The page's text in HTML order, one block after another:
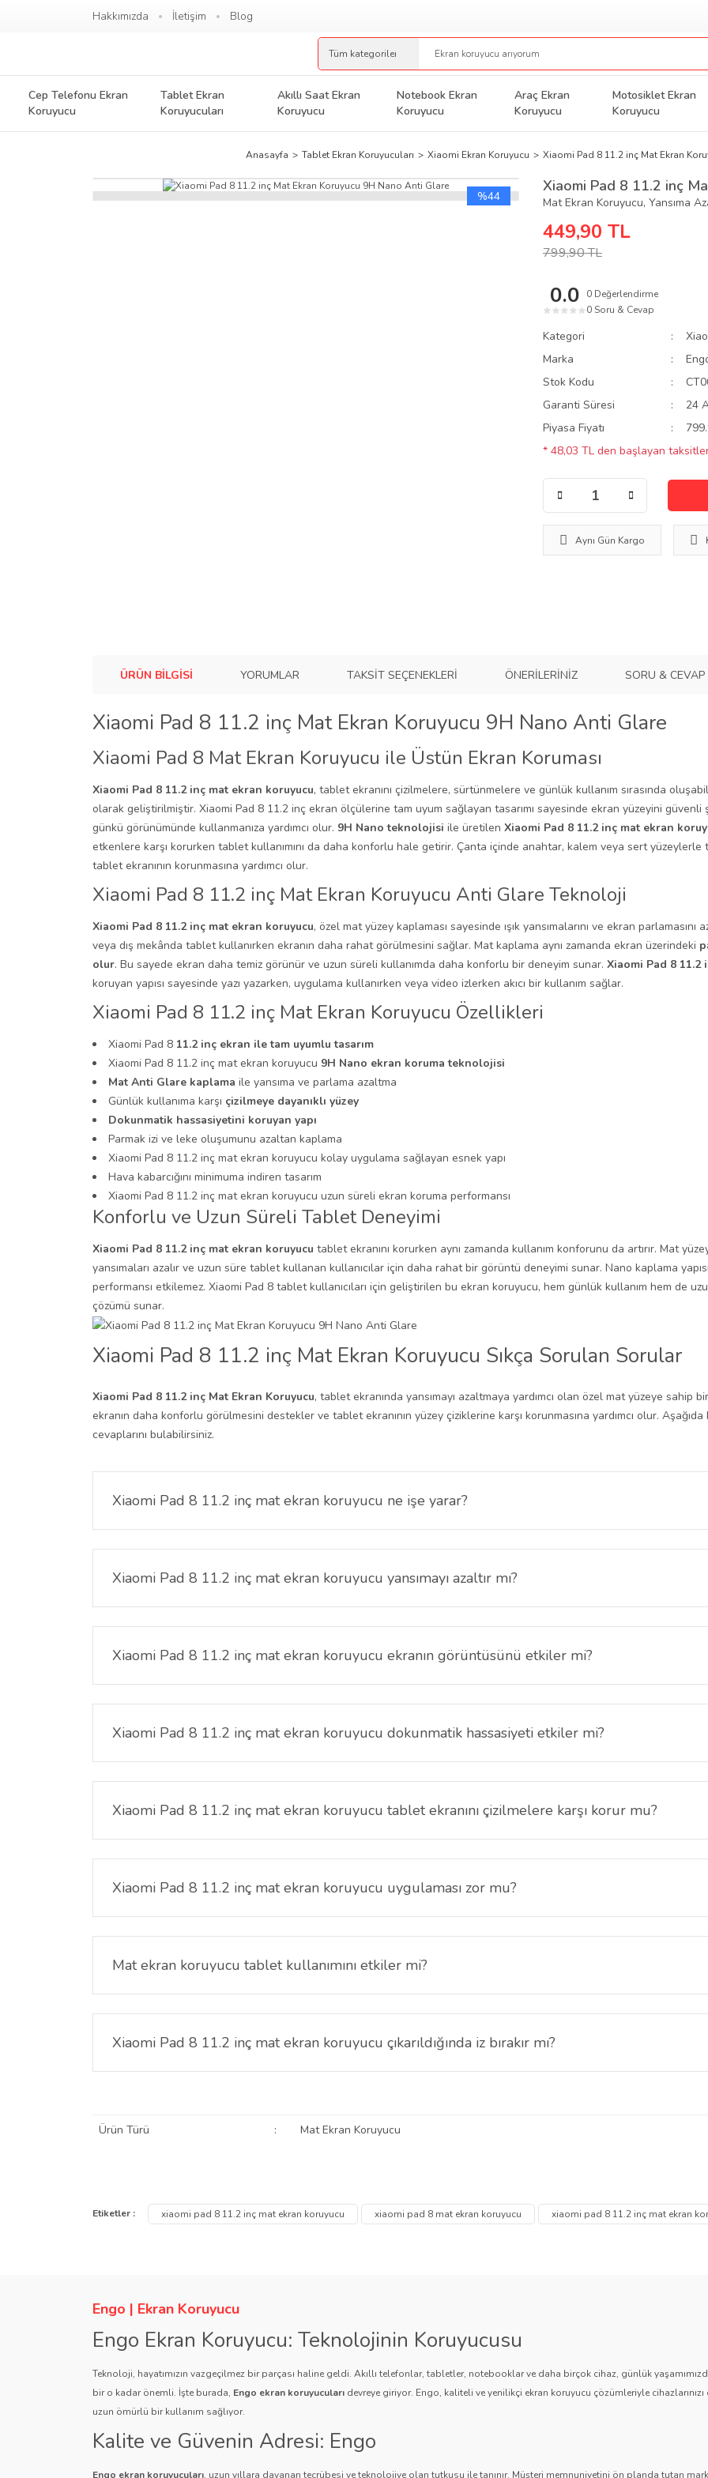
Hakkımızda İletişim Blog
Cep Telefonu Ekran
Koruyucu
Tablet Ekran
Koruyucuları
Akıllı Saat Ekran
Koruyucu
Notebook Ekran
Koruyucu
Araç Ekran
Koruyucu
Motosiklet Ekran
Koruyucu
Anasayfa Tablet Ekran Koruyucuları Xiaomi Ekran Koruyucu Xiaomi Pad 8 11.2 inç Mat Ekran
%44
Xiaomi Pad 8 11.2 inç
Mat Ekran Koruyucu, Yansıma
449,90 TL
799,90 TL
0.0
★ ★ ★ ★ ★
0 Değerlendirme
0 Soru & Cevap
Kategori
Marka
Stok Kodu
Garanti Süresi
24
Piyasa Fiyatı
* 48,03 TL den başlayan
Aynı Gün Kargo
ÜRÜN BILGISI YORUMLAR TAKSIT SEÇENEKLERI ÖNERILERINIZ SORU & CEVAP
Xiaomi Pad 8 11.2 inç Mat Ekran Koruyucu 9H Nano Anti Glare
Xiaomi Pad 8 Mat Ekran Koruyucu ile Üstün Ekran Koruması
Xiaomi Pad 8 11.2 inç mat ekran koruyucu, tablet ekranını çizilmelere, sürtünmelere ve günlük kullanım sırasında
olarak geliştirilmiştir. Xiaomi Pad 8 11.2 inç ekran ölçülerine tam uyum sağlayan tasarımı sayesinde ekran yüzeyini
günkü görünümünde kullanmanıza yardımcı olur. 9H Nano teknolojisi ile üretilen Xiaomi Pad 8 11.2 inç mat ekran
etkenlere karşı korurken tablet kullanımını da daha konforlu hale getirir. Çanta içinde anahtar, kalem veya sert
tablet ekranının korunmasına yardımcı olur.
Xiaomi Pad 8 11.2 inç Mat Ekran Koruyucu Anti Glare Teknoloji
Xiaomi Pad 8 11.2 inç mat ekran koruyucu, özel mat yüzey kaplaması sayesinde ışık yansımalarını ve ekran parlamasını
veya dış mekânda tablet kullanırken ekranın daha rahat görülmesini sağlar. Mat kaplama aynı zamanda ekran üzerindeki
olur. Bu sayede ekran daha temiz görünür ve uzun süreli kullanımda daha konforlu bir deneyim sunar. Xiaomi Pad 8 11.2
koruyan yapısı sayesinde yazı yazarken, uygulama kullanırken veya video izlerken akıcı bir kullanım sağlar.
Xiaomi Pad 8 11.2 inç Mat Ekran Koruyucu Özellikleri
Xiaomi Pad 8 11.2 inç ekran ile tam uyumlu tasarım
Xiaomi Pad 8 11.2 inç mat ekran koruyucu 9H Nano ekran koruma teknolojisi
Mat Anti Glare kaplama ile yansıma ve parlama azaltma
Günlük kullanıma karşı çizilmeye dayanıklı yüzey
Dokunmatik hassasiyetini koruyan yapı
Parmak izi ve leke oluşumunu azaltan kaplama
Xiaomi Pad 8 11.2 inç mat ekran koruyucu kolay uygulama sağlayan esnek yapı
Hava kabarcığını minimuma indiren tasarım
Xiaomi Pad 8 11.2 inç mat ekran koruyucu uzun süreli ekran koruma performansı
Konforlu ve Uzun Süreli Tablet Deneyimi
Xiaomi Pad 8 11.2 inç mat ekran koruyucu tablet ekranını korurken aynı zamanda kullanım konforunu da artırır. Mat
yansımaları azalır ve uzun süre tablet kullanan kullanıcılar için daha rahat bir görüntü deneyimi sunar. Nano kaplama
performansı etkilemez. Xiaomi Pad 8 tablet kullanıcıları için geliştirilen bu ekran koruyucu, hem günlük kullanım hem de
çözümü sunar.
Xiaomi Pad 8 11.2 inç Mat Ekran Koruyucu Sıkça Sorulan Sorular
Xiaomi Pad 8 11.2 inç Mat Ekran Koruyucu, tablet ekranında yansımayı azaltmaya yardımcı olan özel mat yüzeye sahip
ekranın daha konforlu görülmesini destekler ve tablet ekranının yüzey çiziklerine karşı korunmasına yardımcı olur.
cevaplarını bulabilirsiniz.
Xiaomi Pad 8 11.2 inç mat ekran koruyucu ne işe yarar?
Xiaomi Pad 8 11.2 inç mat ekran koruyucu, tablet ekranını günlük kullanımda oluşabilecek çiziklere ve yüzey
yüzeyi sayesinde ışık yansımasını azaltarak ekranın daha rahat görülmesini destekler.
Xiaomi Pad 8 11.2 inç mat ekran koruyucu yansımayı azaltır mı?
Evet. Mat yüzey teknolojisi, ışık kaynaklı yansıma ve parlamayı azaltmaya yardımcı olur. Bu özellik özellikle aydınlık
görülmesini sağlar.
Xiaomi Pad 8 11.2 inç mat ekran koruyucu ekranın görüntüsünü etkiler mi?
Xiaomi Pad 8 11.2 inç mat ekran koruyucu yansımayı azaltmaya odaklıdır. Tablet ekranı günlük kullanımda
devam eder.
Xiaomi Pad 8 11.2 inç mat ekran koruyucu dokunmatik hassasiyeti etkiler mi?
Hayır. Tabletin dokunmatik hassasiyeti korunur. Kaydırma, yazma ve uygulama kullanımı akıcı şekilde devam eder.
Xiaomi Pad 8 11.2 inç mat ekran koruyucu tablet ekranını çizilmelere karşı korur mu?
Evet. Günlük kullanım sırasında oluşabilecek yüzey çiziklerine ve sürtünmelere karşı tablet ekranının korunmasına
Xiaomi Pad 8 11.2 inç mat ekran koruyucu uygulaması zor mu?
Ekran yüzeyi temizlendikten sonra dikkatli hizalama ile kolay şekilde uygulanabilir. Tozsuz bir ortamda uygulama
Mat ekran koruyucu tablet kullanımını etkiler mi?
Hayır. Tablet kullanımını veya ekran deneyimini etkilemez. Xiaomi Pad 8 günlük kullanımda normal şekilde
Xiaomi Pad 8 11.2 inç mat ekran koruyucu çıkarıldığında iz bırakır mı?
Hayır. Doğru şekilde çıkarıldığında yapışkan kalıntı bırakmaz ve tablet ekran yüzeyi temiz kalır.
Ürün Türü : Mat Ekran Koruyucu
Bu ürüne ilk yorumu siz yapın!
Görüş ve önerileriniz için teşekkür ederiz.
Ürün bilgilerinde hatalar bulunuyor.
Ürün fiyatı diğer sitelerden daha pahalı.
Ürün hakkında henüz soru sorulmamış.
Etiketler : xiaomi pad 8 11.2 inç mat ekran koruyucu xiaomi pad 8 mat ekran koruyucu xiaomi pad 8 11.2 inç mat ekran
Engo | Ekran Koruyucu
Engo Ekran Koruyucu: Teknolojinin Koruyucusu
Teknoloji, hayatımızın vazgeçilmez bir parçası haline geldi. Akıllı telefonlar, tabletler, notebooklar ve daha birçok cihaz, günlük
bir o kadar önemli. İşte burada, Engo ekran koruyucuları devreye giriyor. Engo, kaliteli ve yenilikçi ekran koruyucu çözümleriyle
uzun ömürlü bir kullanım sağlıyor.
Kalite ve Güvenin Adresi: Engo
Engo ekran koruyucuları, uzun yıllara dayanan tecrübesi ve teknolojiye olan tutkusu ile tanınır. Müşteri memnuniyetini ön planda tutan